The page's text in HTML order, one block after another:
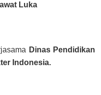
Luka
Dinas Pendidikan
Indonesia.